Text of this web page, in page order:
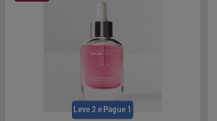
Leve 2 e Pague 1